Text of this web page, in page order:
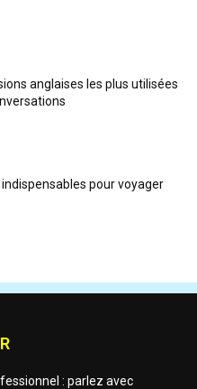
anglaises les plus utilisées
pour voyager
: parlez avec